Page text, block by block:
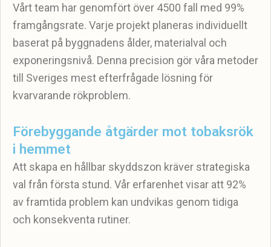
Vårt team har genomfört över 4500 fall med 99%
framgångsrate. Varje projekt planeras individuellt
baserat på byggnadens ålder, materialval och
exponeringsnivå. Denna precision gör våra metoder
till Sveriges mest efterfrågade lösning för
kvarvarande rökproblem.
Förebyggande åtgärder mot tobaksrök
i hemmet
Att skapa en hållbar skyddszon kräver strategiska
val från första stund. Vår erfarenhet visar att 92%
av framtida problem kan undvikas genom tidiga
och konsekventa rutiner.